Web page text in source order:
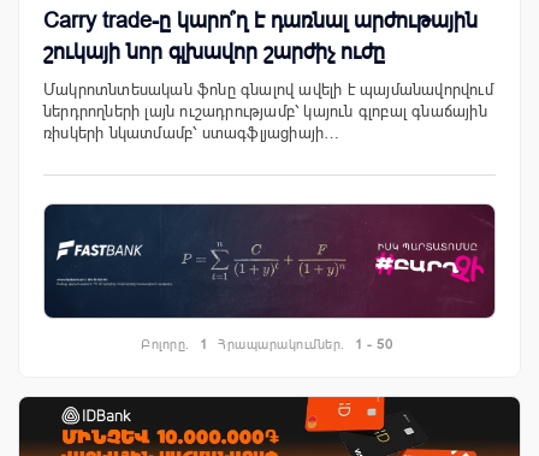
Carry trade-ը կարո՞ղ է դառնալ արժութային
շուկայի նոր գլխավոր շարժիչ ուժը
Մակրոտնտեսական ֆոնը գնալով ավելի է պայմանավորվում
ներդրողների լայն ուշադրությամբ՝ կայուն գլոբալ գնաճային
ռիսկերի նկատմամբ՝ ստագֆլյացիայի…
Բոլորը. 1 Հրապարակումներ. 1 - 50